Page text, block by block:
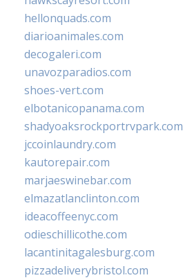
hellonquads.com
diarioanimales.com
decogaleri.com
unavozparadios.com
shoes-vert.com
elbotanicopanama.com
shadyoaksrockportrvpark.com
jccoinlaundry.com
kautorepair.com
marjaeswinebar.com
elmazatlanclinton.com
ideacoffeenyc.com
odieschillicothe.com
lacantinitagalesburg.com
pizzadeliverybristol.com